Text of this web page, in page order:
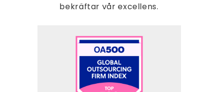
bekräftar vår excellens.